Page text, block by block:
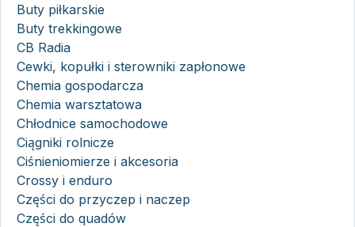
Buty piłkarskie
Buty trekkingowe
CB Radia
Cewki, kopułki i sterowniki zapłonowe
Chemia gospodarcza
Chemia warsztatowa
Chłodnice samochodowe
Ciągniki rolnicze
Ciśnieniomierze i akcesoria
Crossy i enduro
Części do przyczep i naczep
Części do quadów